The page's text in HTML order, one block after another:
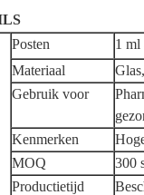
Posten
1 ml
Materiaal
Gebruik voor
Kenmerken
MOQ
300
Productietijd